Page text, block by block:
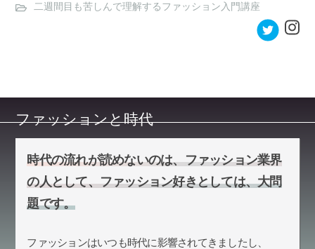
二週間目も苦しんで理解するファッション入門講座
ファッションと時代
時代の流れが読めないのは、ファッション業界
の人として、ファッション好きとしては、大問
題です。
ファッションはいつも時代に影響されてきましたし、